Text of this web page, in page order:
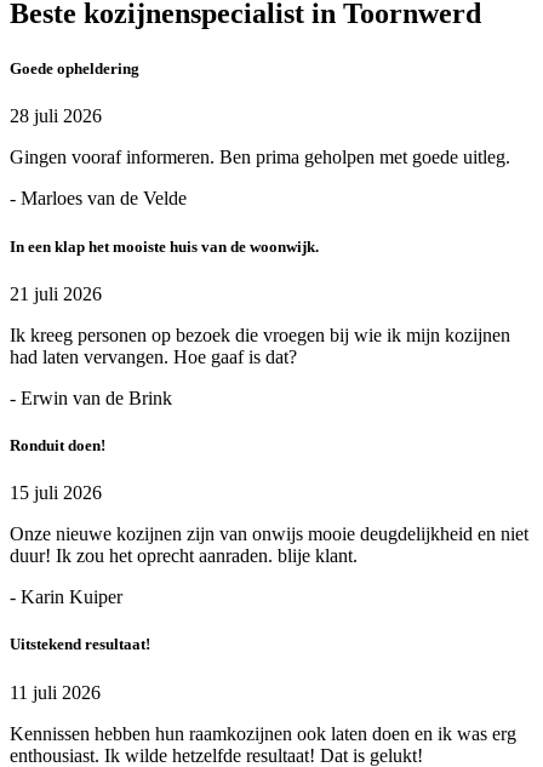
Beste kozijnenspecialist in Toornwerd
Goede opheldering
28 juli 2026
Gingen vooraf informeren. Ben prima geholpen met goede uitleg.
- Marloes van de Velde
In een klap het mooiste huis van de woonwijk.
21 juli 2026
Ik kreeg personen op bezoek die vroegen bij wie ik mijn kozijnen
had laten vervangen. Hoe gaaf is dat?
- Erwin van de Brink
Ronduit doen!
15 juli 2026
Onze nieuwe kozijnen zijn van onwijs mooie deugdelijkheid en niet
duur! Ik zou het oprecht aanraden. blije klant.
- Karin Kuiper
Uitstekend resultaat!
11 juli 2026
Kennissen hebben hun raamkozijnen ook laten doen en ik was erg
enthousiast. Ik wilde hetzelfde resultaat! Dat is gelukt!